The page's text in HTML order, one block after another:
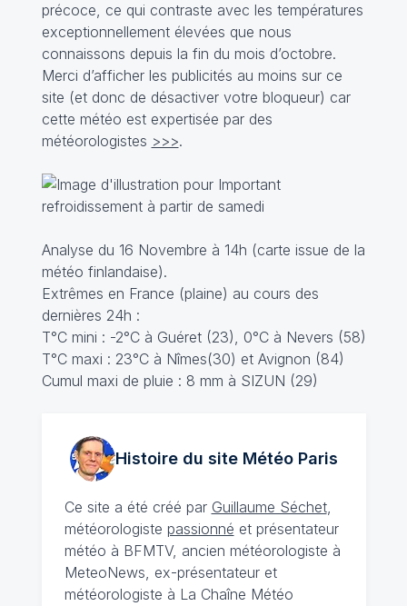
précoce, ce qui contraste avec les températures
exceptionnellement élevées que nous
connaissons depuis la fin du mois d’octobre.
Merci d’afficher les publicités au moins sur ce
site (et donc de désactiver votre bloqueur) car
cette météo est expertisée par des
météorologistes >>>.
Analyse du 16 Novembre à 14h (carte issue de la
météo finlandaise).
Extrêmes en France (plaine) au cours des
dernières 24h :
T°C mini : -2°C à Guéret (23), 0°C à Nevers (58)
T°C maxi : 23°C à Nîmes(30) et Avignon (84)
Cumul maxi de pluie : 8 mm à SIZUN (29)
Histoire du site MétéoParis
Ce site a été créé par Guillaume Séchet,
météorologiste passionné et présentateur
météo à BFMTV, ancien météorologiste à
MeteoNews, ex-présentateur et
météorologiste à La Chaîne Météo